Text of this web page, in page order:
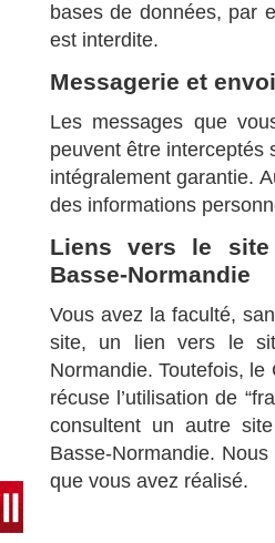
bases de données, par
est interdite.
Messagerie et
Les messages que
peuvent être interceptés
intégralement garantie.
des informations
Liens vers le
Basse-Normandie
Vous avez la faculté,
site, un lien vers le
Normandie. Toutefois,
récuse l’utilisation de
consultent un autre
Basse-Normandie.
que vous avez réalisé.